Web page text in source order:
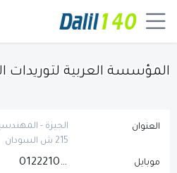
المؤسسة العربية لتوريدات
العنوان
الجيزة -
215 ش السودان
موبايل 01222102330